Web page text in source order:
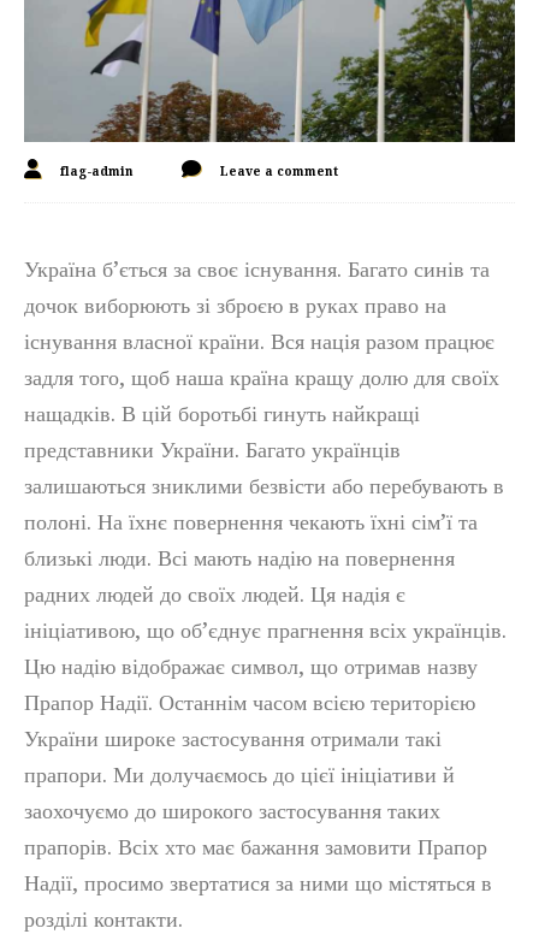
flag-admin Leave a comment
Україна б’ється за своє існування. Багато синів та
дочок виборюють зі зброєю в руках право на
існування власної країни. Вся нація разом працює
задля того, щоб наша країна кращу долю для своїх
нащадків. В цій боротьбі гинуть найкращі
представники України. Багато українців
залишаються зниклими безвісти або перебувають в
полоні. На їхнє повернення чекають їхні сім’ї та
близькі люди. Всі мають надію на повернення
радних людей до своїх людей. Ця надія є
ініціативою, що об’єднує прагнення всіх українців.
Цю надію відображає символ, що отримав назву
Прапор Надії. Останнім часом всією територією
України широке застосування отримали такі
прапори. Ми долучаємось до цієї ініціативи й
заохочуємо до широкого застосування таких
прапорів. Всіх хто має бажання замовити Прапор
Надії, просимо звертатися за ними що містяться в
розділі контакти.